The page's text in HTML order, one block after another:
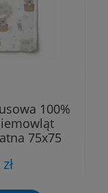
100%
75x75